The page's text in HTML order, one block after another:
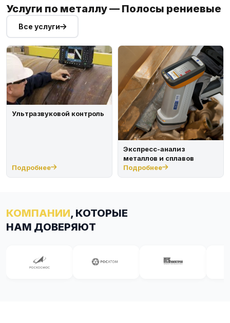
Услуги по металлу — Полосы рениевые
Все услуги
Ультразвуковой контроль
Подробнее
Экспресс-анализ
металлов и сплавов
Подробнее
КОМПАНИИ, КОТОРЫЕ
НАМ ДОВЕРЯЮТ